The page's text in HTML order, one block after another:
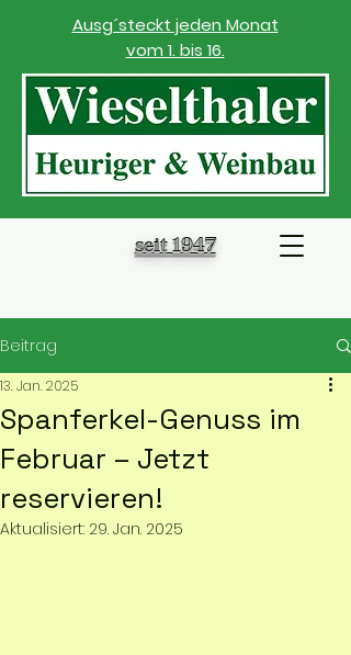
Ausg´steckt jeden Monat
vom 1. bis 16.
seit 1947
Beitrag
Spanferkel-Genuss im
Februar – Jetzt
reservieren!
13. Jan. 2025
Aktualisiert: 29. Jan. 2025